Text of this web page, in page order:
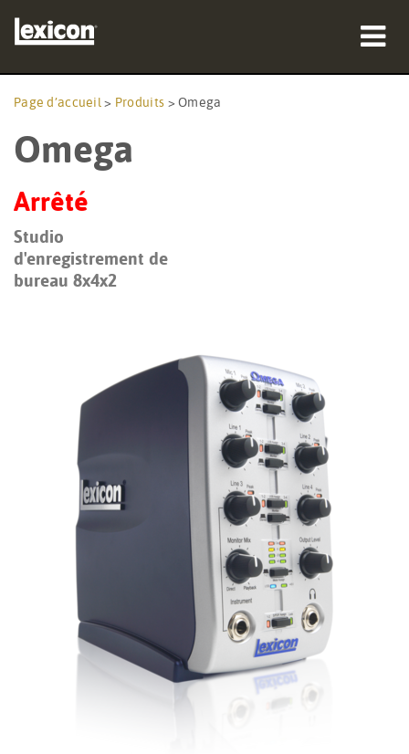
Produits
Où acheter
Formation
Langue/Région
Page d’accueil > Produits >Omega
Omega
Arrêté
Studio
d'enregistrement de
bureau 8x4x2